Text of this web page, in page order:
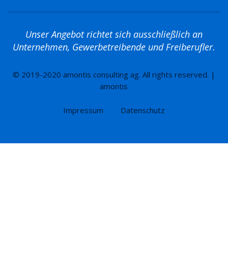
Unser Angebot richtet sich ausschließlich an
Unternehmen, Gewerbetreibende und Freiberufler.
© 2019-2020 amontis consulting ag. All rights reserved. |
amontis
Impressum Datenschutz